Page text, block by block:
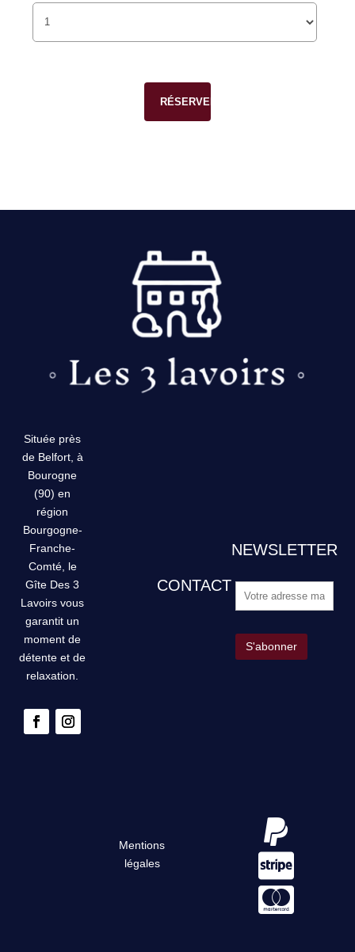
Située près
de Belfort, à
Bourogne
(90) en
région
Bourgogne-
Franche-
Comté, le
Gîte Des 3
Lavoirs vous
garantit un
moment de
détente et de
relaxation.
CONTACT
NEWSLETTER
Mentions
légales


